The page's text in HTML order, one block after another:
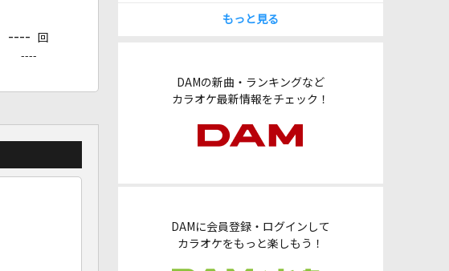
もっと見る
DAMの新曲・ランキングなど
カラオケ最新情報をチェック！
DAMに会員登録・ログインして
カラオケをもっと楽しもう！
---- 回
----